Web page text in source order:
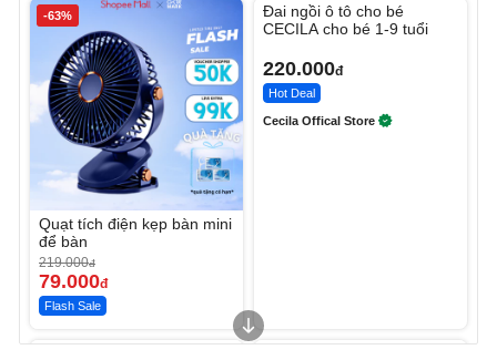
-63%
Quạt tích điện kẹp bàn mini
để bàn
219.000đ
79.000đ
Flash Sale
Đai ngồi ô tô cho bé
CECILA cho bé 1-9 tuổi
220.000đ
Hot Deal
Cecila Offical Store